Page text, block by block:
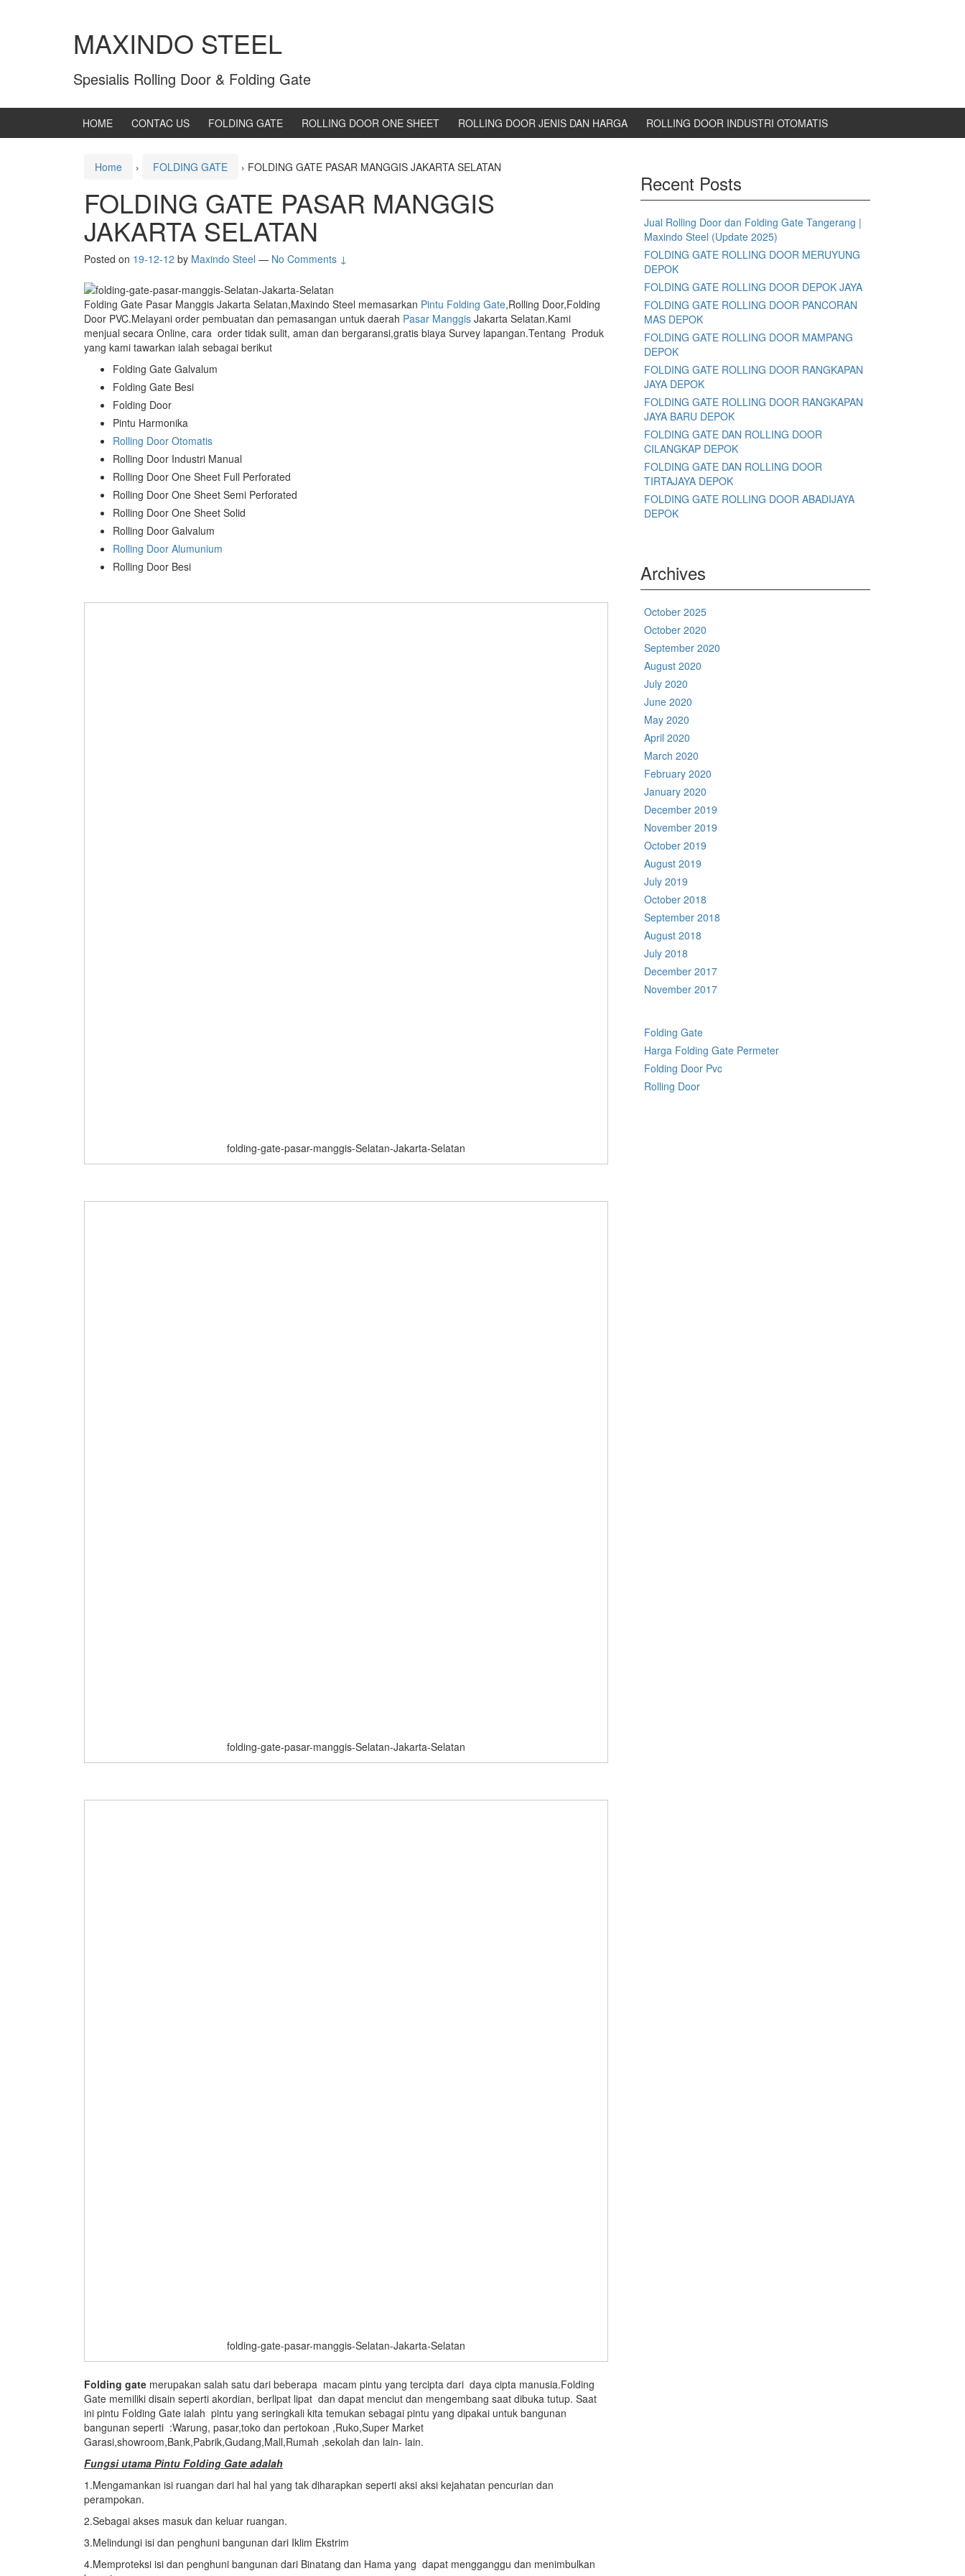
MAXINDO STEEL
Spesialis Rolling Door & Folding Gate
HOME CONTAC US FOLDING GATE ROLLING DOOR ONE SHEET ROLLING DOOR JENIS DAN HARGA ROLLING DOOR INDUSTRI OTOMATIS
Home › FOLDING GATE › FOLDING GATE PASAR MANGGIS JAKARTA SELATAN
FOLDING GATE PASAR MANGGIS
JAKARTA SELATAN
Posted on 19-12-12 by Maxindo Steel — No Comments ↓
Folding Gate Pasar Manggis Jakarta Selatan,Maxindo Steel memasarkan Pintu Folding Gate,Rolling Door,Folding
Door PVC.Melayani order pembuatan dan pemasangan untuk daerah Pasar Manggis Jakarta Selatan.Kami
menjual secara Online, cara order tidak sulit, aman dan bergaransi,gratis biaya Survey lapangan.Tentang Produk
yang kami tawarkan ialah sebagai berikut
Folding Gate Galvalum
Folding Gate Besi
Folding Door
Pintu Harmonika
Rolling Door Otomatis
Rolling Door Industri Manual
Rolling Door One Sheet Full Perforated
Rolling Door One Sheet Semi Perforated
Rolling Door One Sheet Solid
Rolling Door Galvalum
Rolling Door Alumunium
Rolling Door Besi
folding-gate-pasar-manggis-Selatan-Jakarta-Selatan
folding-gate-pasar-manggis-Selatan-Jakarta-Selatan
folding-gate-pasar-manggis-Selatan-Jakarta-Selatan
Folding gate merupakan salah satu dari beberapa macam pintu yang tercipta dari daya cipta manusia.Folding
Gate memiliki disain seperti akordian, berlipat lipat dan dapat menciut dan mengembang saat dibuka tutup. Saat
ini pintu Folding Gate ialah pintu yang seringkali kita temukan sebagai pintu yang dipakai untuk bangunan
bangunan seperti :Warung, pasar,toko dan pertokoan ,Ruko,Super Market
Garasi,showroom,Bank,Pabrik,Gudang,Mall,Rumah ,sekolah dan lain- lain.
Fungsi utama Pintu Folding Gate adalah
1.Mengamankan isi ruangan dari hal hal yang tak diharapkan seperti aksi aksi kejahatan pencurian dan
perampokan.
2.Sebagai akses masuk dan keluar ruangan.
3.Melindungi isi dan penghuni bangunan dari Iklim Ekstrim
4.Memproteksi isi dan penghuni bangunan dari Binatang dan Hama yang dapat mengganggu dan menimbulkan
Recent Posts
Jual Rolling Door dan Folding Gate Tangerang |
Maxindo Steel (Update 2025)
FOLDING GATE ROLLING DOOR MERUYUNG
DEPOK
FOLDING GATE ROLLING DOOR DEPOK JAYA
FOLDING GATE ROLLING DOOR PANCORAN
MAS DEPOK
FOLDING GATE ROLLING DOOR MAMPANG
DEPOK
FOLDING GATE ROLLING DOOR RANGKAPAN
JAYA DEPOK
FOLDING GATE ROLLING DOOR RANGKAPAN
JAYA BARU DEPOK
FOLDING GATE DAN ROLLING DOOR
CILANGKAP DEPOK
FOLDING GATE DAN ROLLING DOOR
TIRTAJAYA DEPOK
FOLDING GATE ROLLING DOOR ABADIJAYA
DEPOK
Archives
October 2025
October 2020
September 2020
August 2020
July 2020
June 2020
May 2020
April 2020
March 2020
February 2020
January 2020
December 2019
November 2019
October 2019
August 2019
July 2019
October 2018
September 2018
August 2018
July 2018
December 2017
November 2017
Folding Gate
Harga Folding Gate Permeter
Folding Door Pvc
Rolling Door